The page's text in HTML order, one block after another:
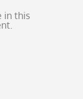
in this